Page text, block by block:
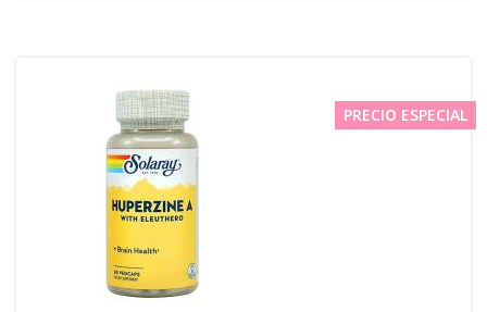
PRECIO ESPECIAL